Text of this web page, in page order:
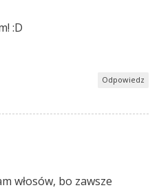
:D
Odpowiedz
włosów, bo zawsze